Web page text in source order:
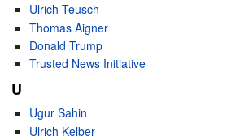
Ulrich Teusch
Thomas Aigner
Donald Trump
Trusted News Initiative
U
Ugur Sahin
Ulrich Kelber